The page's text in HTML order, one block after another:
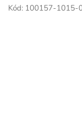
Kód: 100157-1015-